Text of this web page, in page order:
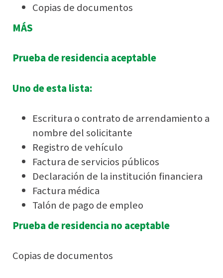
Copias de documentos
MÁS
Prueba de residencia aceptable
Uno de esta lista:
Escritura o contrato de arrendamiento a
nombre del solicitante
Registro de vehículo
Factura de servicios públicos
Declaración de la institución financiera
Factura médica
Talón de pago de empleo
Prueba de residencia no aceptable
Copias de documentos